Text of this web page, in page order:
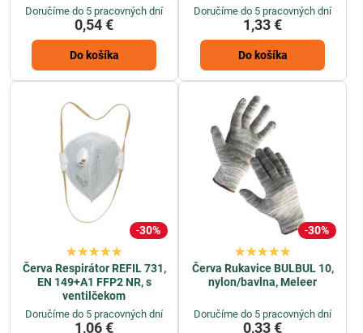
Doručíme do 5 pracovných dní
0,54 €
Do košíka
Doručíme do 5 pracovných dní
1,33 €
Do košíka
30%
Červa Respirátor REFIL 731,
EN 149+A1 FFP2 NR, s
ventilčekom
Doručíme do 5 pracovných dní
1,06 €
30%
Červa Rukavice BULBUL 10,
nylon/bavlna, Meleer
Doručíme do 5 pracovných dní
0,33 €